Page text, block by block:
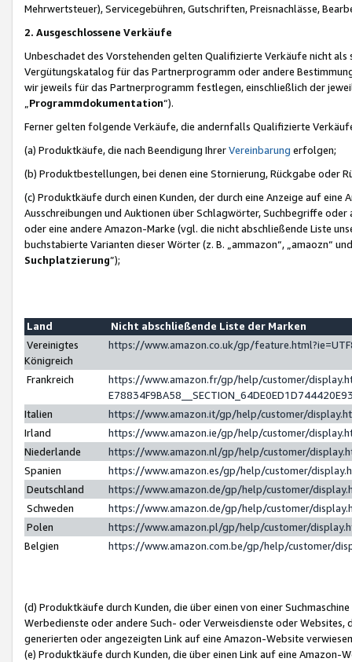
Mehrwertsteuer), Servicegebühren, Gutschriften, Preisnachlässe,
2. Ausgeschlossene Verkäufe
Unbeschadet des Vorstehenden gelten Qualifizierte Verkäufe nicht
Vergütungskatalog für das Partnerprogramm oder andere
wir jeweils für das Partnerprogramm festlegen, einschließlich der
Programmdokumentation“).
Ferner gelten folgende Verkäufe, die andernfalls Qualifizierte
(a) Produktkäufe, die nach Beendigung IhrerVereinbarung erfolgen;
(b) Produktbestellungen, bei denen eine Stornierung, Rückgabe oder
(c) Produktkäufe durch einen Kunden, der durch eine Anzeige auf
Ausschreibungen und Auktionen über Schlagwörter, Suchbegriffe
oder eine andere Amazon-Marke (vgl. die nicht abschließende Liste
buchstabierte Varianten dieser Wörter (z. B. „ammazon“, „amaozn“
Suchplatzierung”);
Land
Nicht abschließende Liste der Marken
Vereinigtes
Königreich
https://www.amazon.co.uk/gp/
Frankreich
https://www.amazon.fr/gp/help/customer/
Italien
https://www.amazon.it/gp/help/customer/
Irland
https://www.amazon.ie/gp/help/customer/
Niederlande
https://www.amazon.nl/gp/help/customer/
Spanien
https://www.amazon.es/gp/help/customer/
Deutschland
https://www.amazon.de/gp/help/customer/
Schweden
https://www.amazon.de/gp/help/customer/
Polen
https://www.amazon.pl/gp/help/customer/
Belgien
https://www.amazon.com.be/gp/help/customer/
(d) Produktkäufe durch Kunden, die über einen von einer
Werbedienste oder andere Such- oder Verweisdienste oder Websites,
generierten oder angezeigten Link auf eine Amazon-Website
(e) Produktkäufe durch Kunden, die über einen Link auf eine